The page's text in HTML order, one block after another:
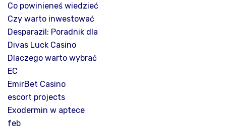
Co powinieneś wiedzieć
Czy warto inwestować
Desparazil: Poradnik dla
Divas Luck Casino
Dlaczego warto wybrać
EC
EmirBet Casino
escort projects
Exodermin w aptece
feb